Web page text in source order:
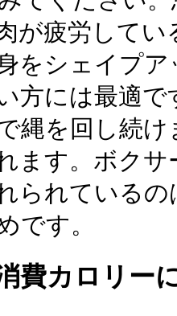
が疲労して
をシェイプ
方には最適
縄を回し続
ます。ボク
られている
です。
費カロリー